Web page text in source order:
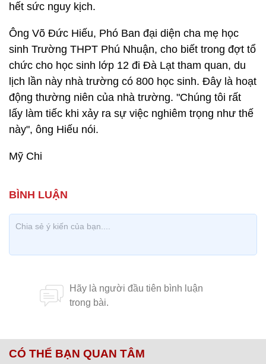
hết sức nguy kịch.
Ông Võ Đức Hiếu, Phó Ban đại diện cha mẹ học
sinh Trường THPT Phú Nhuận, cho biết trong đợt tổ
chức cho học sinh lớp 12 đi Đà Lạt tham quan, du
lịch lần này nhà trường có 800 học sinh. Đây là hoạt
động thường niên của nhà trường. "Chúng tôi rất
lấy làm tiếc khi xảy ra sự việc nghiêm trọng như thế
này", ông Hiếu nói.
Mỹ Chi
CÓ THỂ BẠN QUAN TÂM